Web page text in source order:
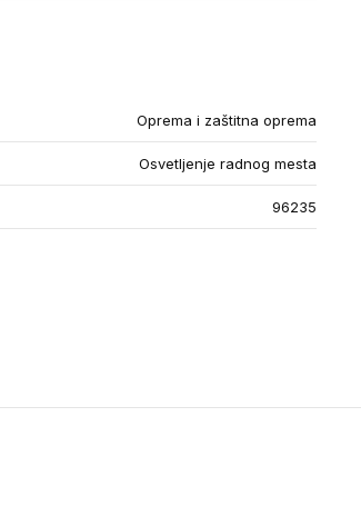
Oprema i zaštitna oprema
Osvetljenje radnog mesta
96235